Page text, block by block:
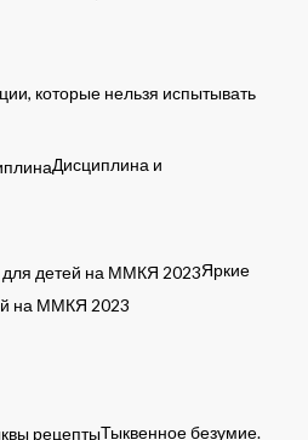
которые нельзя испытывать
Дисциплина и
Яркие
на ММКЯ 2023
Тыквенное безумие.